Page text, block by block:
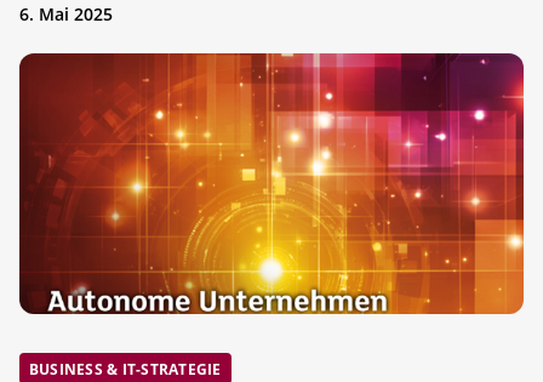
6. Mai 2025
BUSINESS & IT-STRATEGIE